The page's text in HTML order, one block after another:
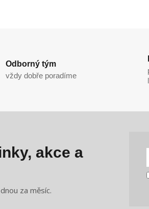
Odborný tým
vždy dobře poradíme
akce a
za měsíc.